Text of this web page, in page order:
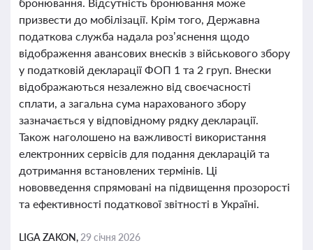
призвести до мобілізації. Крім того, Державна
податкова служба надала роз’яснення щодо
відображення авансових внесків з військового збору
у податковій декларації ФОП 1 та 2 груп. Внески
відображаються незалежно від своєчасності
сплати, а загальна сума нарахованого збору
зазначається у відповідному рядку декларації.
Також наголошено на важливості використання
електронних сервісів для подання декларацій та
дотримання встановлених термінів. Ці
нововведення спрямовані на підвищення прозорості
та ефективності податкової звітності в Україні.
LIGA ZAKON, 29 січня 2026